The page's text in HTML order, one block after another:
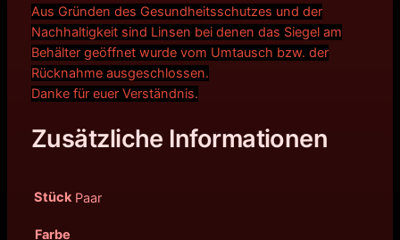
Aus Gründen des Gesundheitsschutzes und der
Nachhaltigkeit sind Linsen bei denen das Siegel am
Behälter geöffnet wurde vom Umtausch bzw. der
Rücknahme ausgeschlossen.
Danke für euer Verständnis.
Zusätzliche Informationen
Stück Paar
Farbe